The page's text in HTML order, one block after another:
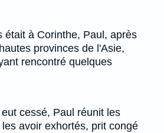
était à Corinthe, Paul, après
provinces de l'Asie,
rencontré quelques
cessé, Paul réunit les
avoir exhortés, prit congé